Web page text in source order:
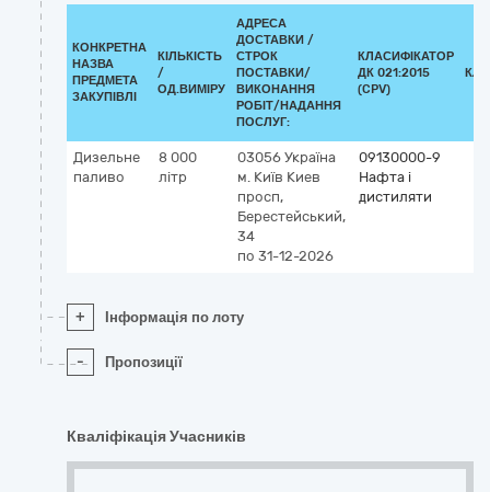
КОНКРЕТНА
НАЗВА
ПРЕДМЕТА
ЗАКУПІВЛІ
КІЛЬКІСТЬ
/
ОД.ВИМІРУ
АДРЕСА
ДОСТАВКИ /
СТРОК
ПОСТАВКИ/
ВИКОНАННЯ
РОБІТ/НАДАННЯ
ПОСЛУГ:
КЛАСИФІКАТОР
ДК 021:2015
(CPV)
Дизельне
паливо
8 000
літр
03056 Україна
м. Київ Киев
просп,
Берестейський,
34
по 31-12-2026
09130000-9
Нафта і
дистиляти
+ Інформація по лоту
- Пропозиції
Кваліфікація Учасників